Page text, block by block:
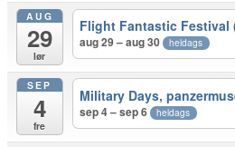
AUG
29
lør
Flight Fantastic Festival
aug 29 – aug 30 heldags
SEP
4
fre
Military Days,
sep 4 – sep 6 heldags